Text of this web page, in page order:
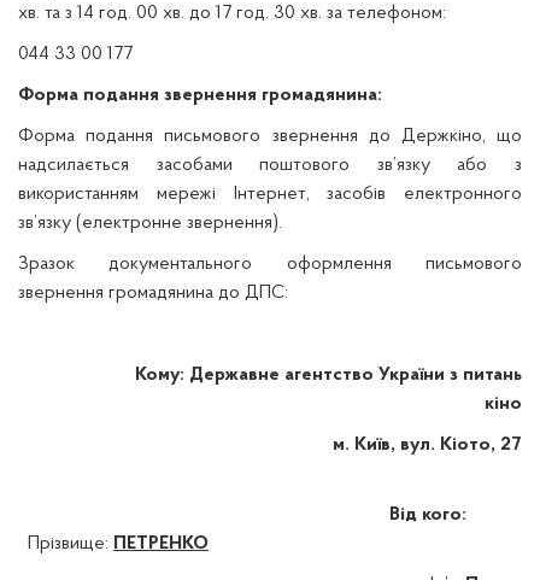
хв. та з 14 год. 00 хв. до 17 год. 30 хв. за телефоном:
044 33 00 177
Форма подання звернення громадянина:
Форма подання письмового звернення до Держкіно, що
надсилається засобами поштового зв’язку або з
використанням мережі Інтернет, засобів електронного
зв’язку (електронне звернення).
Зразок документального оформлення письмового
звернення громадянина до ДПС:
Кому: Державне агентство України з питань
кіно
м. Київ, вул. Кіото, 27
Від кого:
Прізвище: ПЕТРЕНКО